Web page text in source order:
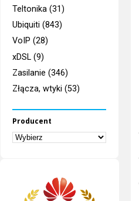
Teltonika (31)
Ubiquiti (843)
VoIP (28)
xDSL (9)
Zasilanie (346)
Złącza, wtyki (53)
Producent